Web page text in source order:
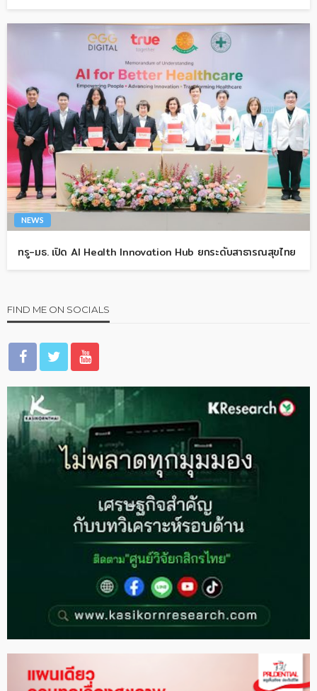
NEWS
ทรู-มธ. เปิด AI Health Innovation Hub ยกระดับสาธารณสุขไทย
FIND ME ON SOCIALS